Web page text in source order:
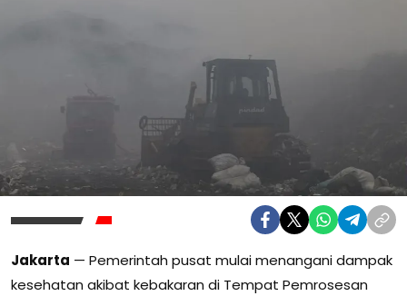
Jakarta — Pemerintah pusat mulai menangani dampak
kesehatan akibat kebakaran di Tempat Pemrosesan